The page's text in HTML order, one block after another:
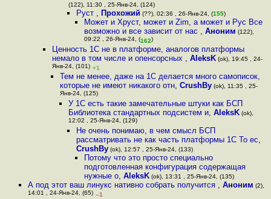
(122), 11:30 , 25-Янв-24, (124)
Руст , Прохожий (??), 02:36 , 26-Янв-24, (155)
Может и Хруст, может и Zim, а может и Рус Все
возможно и все зависит от нас ,Аноним (122),
09:22 , 26-Янв-24, (162)
Ценность 1С не в платформе, аналогов платформы
немало в том числе и опенсорсных , AleksK(ok), 19:45 , 24-
Янв-24, (101) +1
Тем не менее, даже на 1С делается много самописок,
которые не имеют никакого отн,CrushBy (ok), 11:35 , 25-
Янв-24, (125)
У 1С есть такие замечательные штуки как БСП
Библиотека стандартных подсистем и, AleksK(ok),
12:02 , 25-Янв-24, (129)
Не очень понимаю, в чем смысл БСП
рассматривать не как часть платформы 1С То ес,
CrushBy(ok), 12:57 , 25-Янв-24, (133)
Потому что это просто специально
подготовленная конфигурация содержащая
нужные о,AleksK (ok), 13:31 , 25-Янв-24, (135)
А под этот ваш линукс нативно собрать получится , Аноним (2),
14:01 , 24-Янв-24, (65) –1